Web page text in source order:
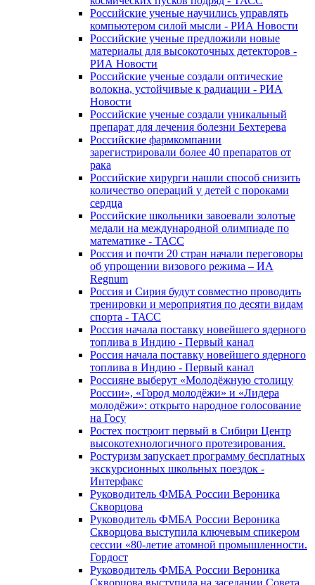
Российские ученые научились управлять
компьютером силой мысли - РИА Новости
Российские ученые предложили новые
материалы для высокоточных детекторов -
РИА Новости
Российские ученые создали оптические
волокна, устойчивые к радиации - РИА
Новости
Российские ученые создали уникальный
препарат для лечения болезни Бехтерева
Российские фармкомпании
зарегистрировали более 40 препаратов от
рака
Российские хирурги нашли способ снизить
количество операций у детей с пороками
сердца
Российские школьники завоевали золотые
медали на международной олимпиаде по
математике - ТАСС
Россия и почти 20 стран начали переговоры
об упрощении визового режима – ИА
Regnum
Россия и Сирия будут совместно проводить
тренировки и мероприятия по десяти видам
спорта - ТАСС
Россия начала поставку новейшего ядерного
топлива в Индию - Первый канал
Россия начала поставку новейшего ядерного
топлива в Индию - Первый канал
Россияне выберут «Молодёжную столицу
России», «Город молодёжи» и «Лидера
молодёжи»: открыто народное голосование
на Госу
Ростех построит первый в Сибири Центр
высокотехнологичного протезирования.
Ростуризм запускает программу бесплатных
экскурсионных школьных поездок -
Интерфакс
Руководитель ФМБА России Вероника
Скворцова
Руководитель ФМБА России Вероника
Скворцова выступила ключевым спикером
сессии «80-летие атомной промышленности.
Гордост
Руководитель ФМБА России Вероника
Скворцова выступила на заседании Совета